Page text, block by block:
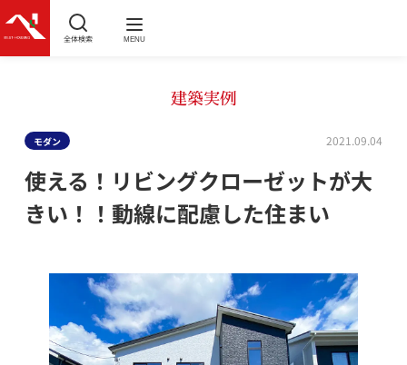
全体検索 MENU
建築実例
モダン 2021.09.04
使える！リビングクローゼットが大
きい！！動線に配慮した住まい